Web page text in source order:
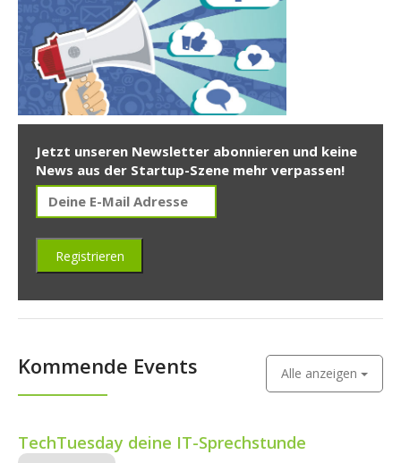
Jetzt unseren Newsletter abonnieren und keine
News aus der Startup-Szene mehr verpassen!
Kommende Events Alle anzeigen
TechTuesday deine IT-Sprechstunde